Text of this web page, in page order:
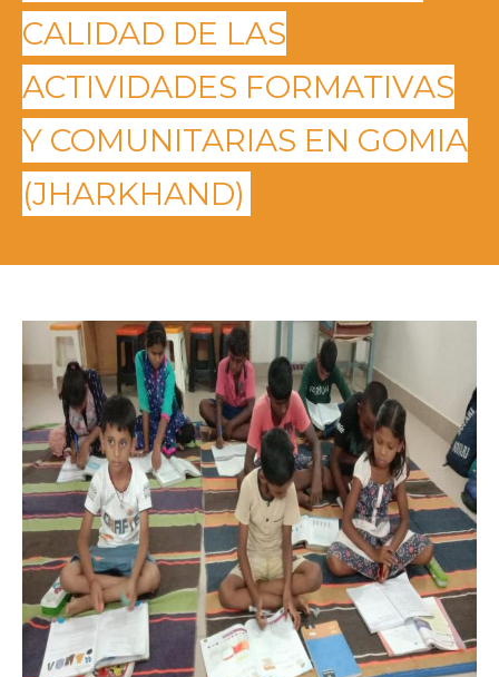
CALIDAD DE LAS
ACTIVIDADES FORMATIVAS
Y COMUNITARIAS EN GOMIA
(JHARKHAND)